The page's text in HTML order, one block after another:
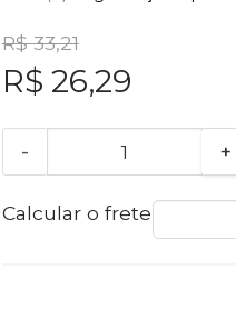
R$ 33,21
R$ 26,29
- +
Calcular o frete